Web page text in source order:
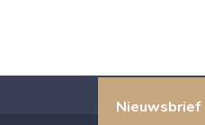
Nieuwsbrief